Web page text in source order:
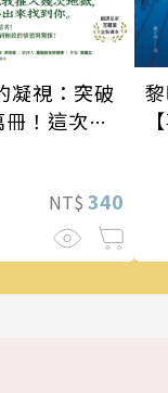
凝視：突破
！這次的
NT$ 340